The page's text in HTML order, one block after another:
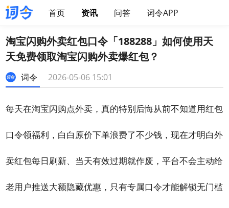
首页 资讯 问答 词令APP
淘宝闪购外卖红包口令「188288」如何使用天
天免费领取淘宝闪购外卖爆红包？
词令 2026-05-06 15:01
每天在淘宝闪购点外卖，真的特别后悔从前不知道用红包
口令领福利，白白原价下单浪费了不少钱，现在才明白外
卖红包每日刷新、当天有效过期就作废，平台不会主动给
老用户推送大额隐藏优惠，只有专属口令才能解锁无门槛